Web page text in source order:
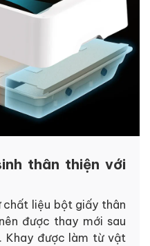
thân thiện với
chất liệu bột giấy thân
được thay mới sau
Khay được làm từ vật